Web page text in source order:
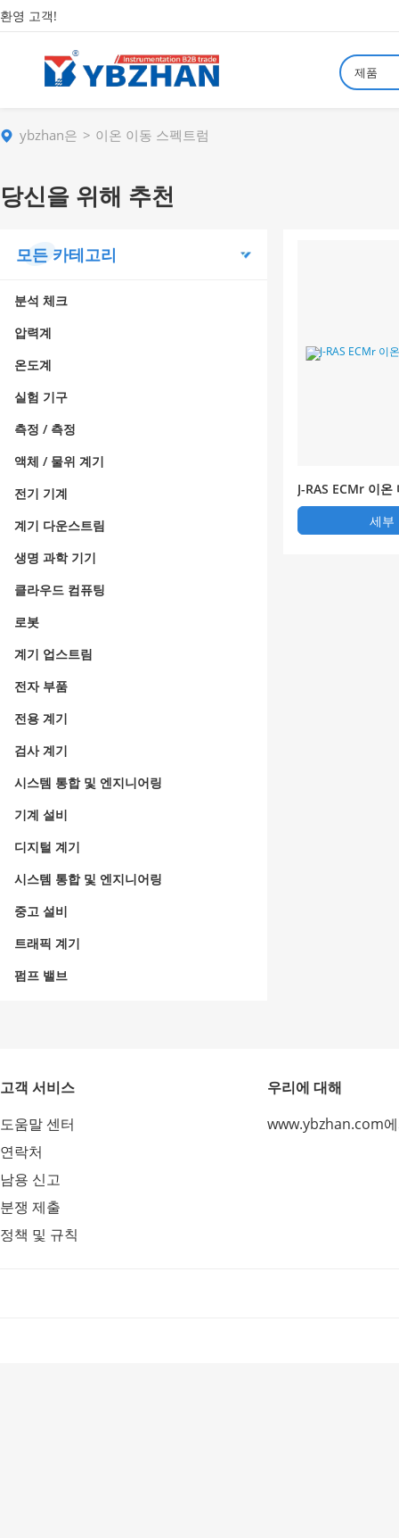
환영 고객!
제품
ybzhan은 이온 이동 스펙트럼
당신을 위해 추천
모든 카테고리
분석 체크
압력계
온도계
실험 기구
측정 / 측정
액체 / 물위 계기
전기 기계
계기 다운스트림
생명 과학 기기
클라우드 컴퓨팅
로봇
계기 업스트림
전자 부품
전용 계기
검사 계기
시스템 통합 및 엔지니어링
기계 설비
디지털 계기
시스템 통합 및 엔지니어링
중고 설비
트래픽 계기
펌프 밸브
J-RAS ECMr 이
치
세부
고객 서비스
도움말 센터
연락처
남용 신고
분쟁 제출
정책 및 규칙
우리에 대해
www.ybzhan.com